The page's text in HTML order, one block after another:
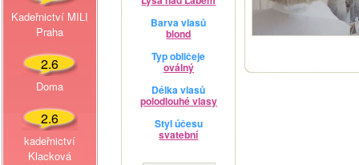
Kadeřnictví MILI
Praha
2.6
Doma
2.6
kadeřnictví
Klacková
Barva vlasů
blond
Typ obličeje
oválný
Délka vlasů
polodlouhé vlasy
Styl účesu
svatební